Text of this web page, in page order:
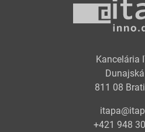
Kancelária
811 08
+421 948